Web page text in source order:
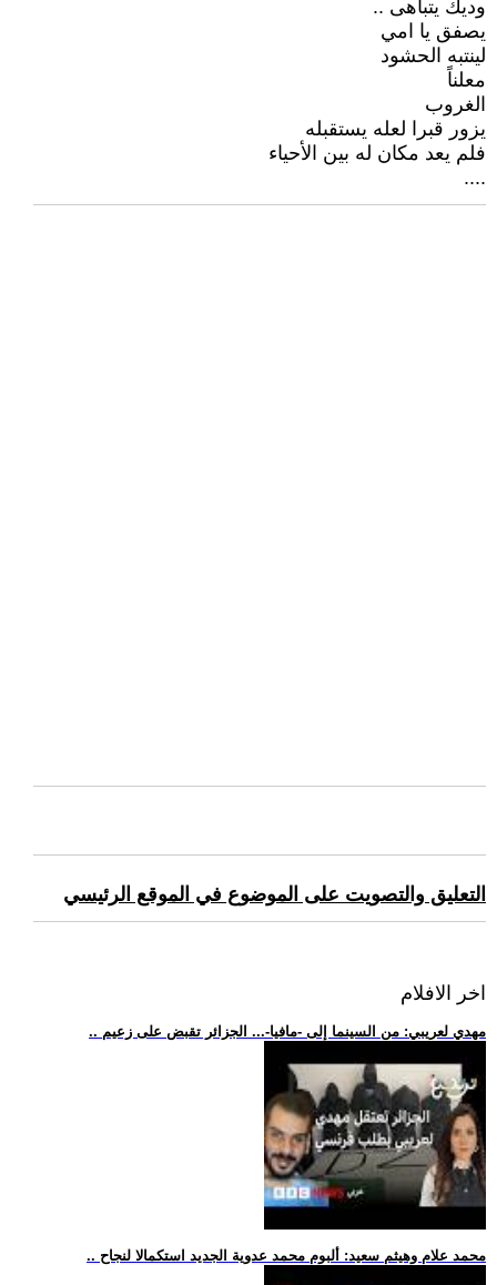
وديك يتباهى ..
يصفق يا امي
لينتبه الحشود
معلناً
الغروب
يزور قبرا لعله يستقبله
فلم يعد مكان له بين الأحياء
....
التعليق والتصويت على الموضوع في الموقع الرئيسي
اخر الافلام
.. مهدي لعريبي: من السينما إلى -مافيا-... الجزائر تقبض على زعيم
.. محمد علام وهيثم سعيد: ألبوم محمد عدوية الجديد استكمالا لنجاح